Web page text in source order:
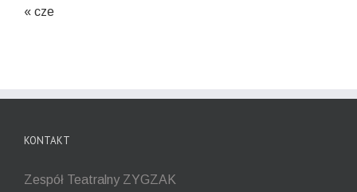
« cze
KONTAKT
Zespół Teatralny ZYGZAK